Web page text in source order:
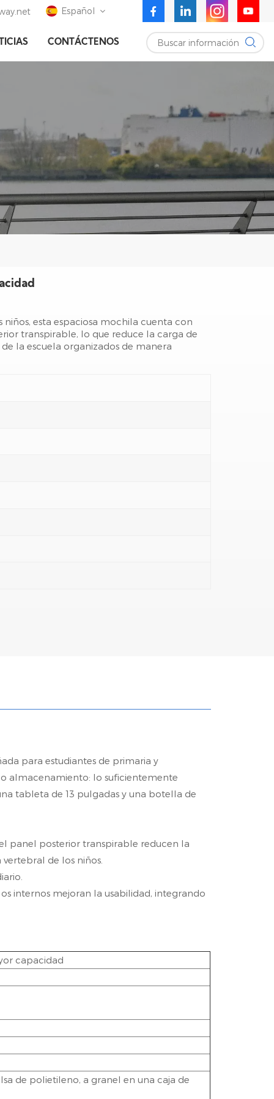
Español
English
Español
CONTÁCTENOS Buscar información
esta espaciosa mochila cuenta con
transpirable, lo que reduce la carga de
la escuela organizados de manera
para estudiantes de primaria y
almacenamiento: lo suficientemente
tableta de 13 pulgadas y una botella de
panel posterior transpirable reducen la
de los niños.
internos mejoran la usabilidad, integrando
capacidad
de polietileno, a granel en una caja de